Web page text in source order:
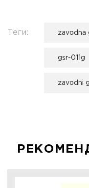
Теги: zavodna
gsr-011g
zavodni